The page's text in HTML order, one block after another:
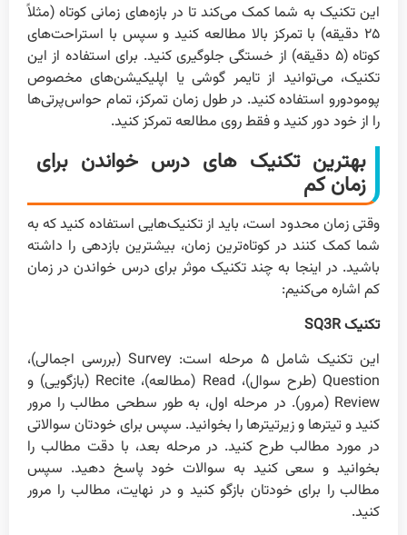
این تکنیک به شما کمک می‌کند تا در بازه‌های زمانی کوتاه (مثلاً
۲۵ دقیقه) با تمرکز بالا مطالعه کنید و سپس با استراحت‌های
کوتاه (۵ دقیقه) از خستگی جلوگیری کنید. برای استفاده از این
تکنیک، می‌توانید از تایمر گوشی یا اپلیکیشن‌های مخصوص
پومودورو استفاده کنید. در طول زمان تمرکز، تمام حواس‌پرتی‌ها
را از خود دور کنید و فقط روی مطالعه تمرکز کنید.
بهترین تکنیک های درس خواندن برای
زمان کم
وقتی زمان محدود است، باید از تکنیک‌هایی استفاده کنید که به
شما کمک کنند در کوتاه‌ترین زمان، بیشترین بازدهی را داشته
باشید. در اینجا به چند تکنیک موثر برای درس خواندن در زمان
کم اشاره می‌کنیم:
تکنیک SQ3R
این تکنیک شامل ۵ مرحله است: Survey (بررسی اجمالی)،
Question (طرح سوال)، Read (مطالعه)، Recite (بازگویی) و
Review (مرور). در مرحله اول، به طور سطحی مطالب را مرور
کنید و تیترها و زیرتیترها را بخوانید. سپس برای خودتان سوالاتی
در مورد مطالب طرح کنید. در مرحله بعد، با دقت مطالب را
بخوانید و سعی کنید به سوالات خود پاسخ دهید. سپس
مطالب را برای خودتان بازگو کنید و در نهایت، مطالب را مرور
کنید.